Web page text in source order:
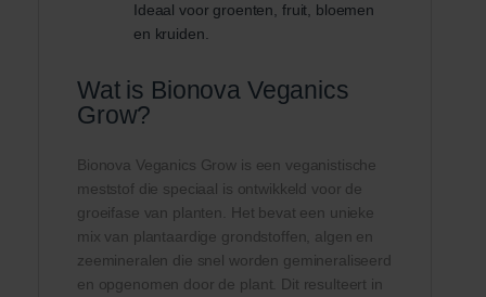
Ideaal voor groenten, fruit, bloemen
en kruiden.
Wat is Bionova Veganics
Grow?
Bionova Veganics Grow is een veganistische
meststof die speciaal is ontwikkeld voor de
groeifase van planten. Het bevat een unieke
mix van plantaardige grondstoffen, algen en
zeemineralen die snel worden gemineraliseerd
en opgenomen door de plant. Dit resulteert in